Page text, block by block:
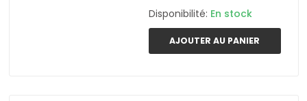
Disponibilité: En stock
AJOUTER AU PANIER